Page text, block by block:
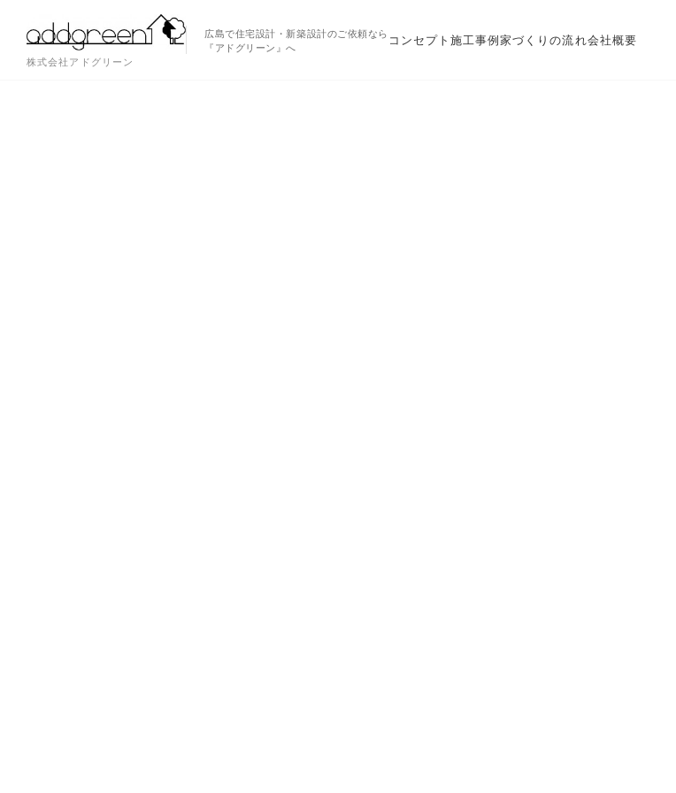
株式会社アドグリーン
広島で住宅設計・新築設計のご依頼なら
『アドグリーン』へ
コンセプト施工事例家づくりの流れ会社概要